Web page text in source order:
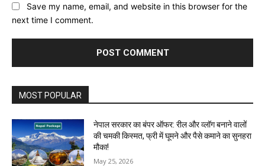
Save my name, email, and website in this browser for the
next time I comment.
MOST POPULAR
नेपाल सरकार का बंपर ऑफर: रील और व्लॉग बनाने वालों
की चमकी किस्मत, फ्री में घूमने और पैसे कमाने का सुनहरा
मौका!
May 25, 2026